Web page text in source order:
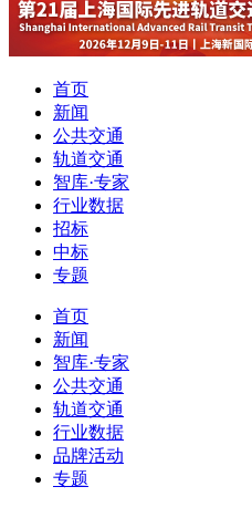
首页
新闻
公共交通
轨道交通
智库·专家
行业数据
招标
中标
专题
首页
新闻
智库·专家
公共交通
轨道交通
行业数据
品牌活动
专题